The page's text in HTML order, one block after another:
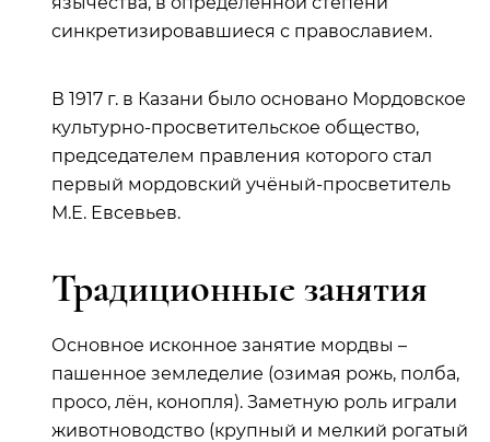
синкретизировавшиеся с православием.
В 1917 г. в Казани было основано Мордовское
культурно-просветительское общество,
председателем правления которого стал
первый мордовский учёный-просветитель
М.Е. Евсевьев.
Традиционные занятия
Основное исконное занятие мордвы –
пашенное земледелие (озимая рожь, полба,
просо, лён, конопля). Заметную роль играли
животноводство (крупный и мелкий рогатый